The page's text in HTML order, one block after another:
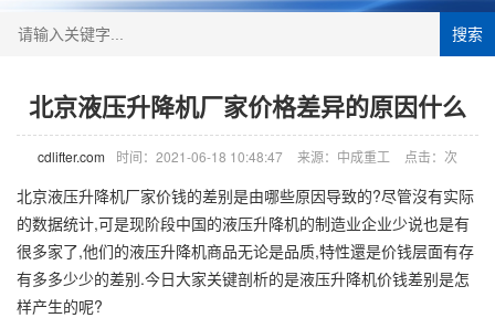
搜索
北京液压升降机厂家价格差异的原因什么
cdlifter.com 时间：2021-06-18 10:48:47 来源：中成重工 点击： 次
北京液压升降机厂家价钱的差别是由哪些原因导致的?尽管沒有实际
的数据统计,可是现阶段中国的液压升降机的制造业企业少说也是有
很多家了,他们的液压升降机商品无论是品质,特性還是价钱层面有存
有多多少少的差别.今日大家关键剖析的是液压升降机价钱差别是怎
样产生的呢?